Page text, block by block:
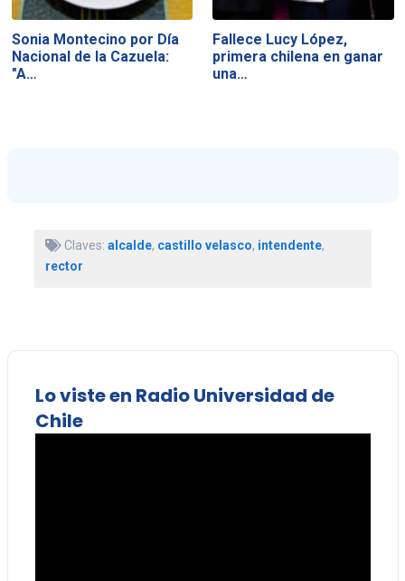
Sonia Montecino por Día
Nacional de la Cazuela:
"A…
Fallece Lucy López,
primera chilena en ganar
una…
Claves: alcalde, castillo velasco, intendente,
rector
Lo viste en Radio Universidad de
Chile